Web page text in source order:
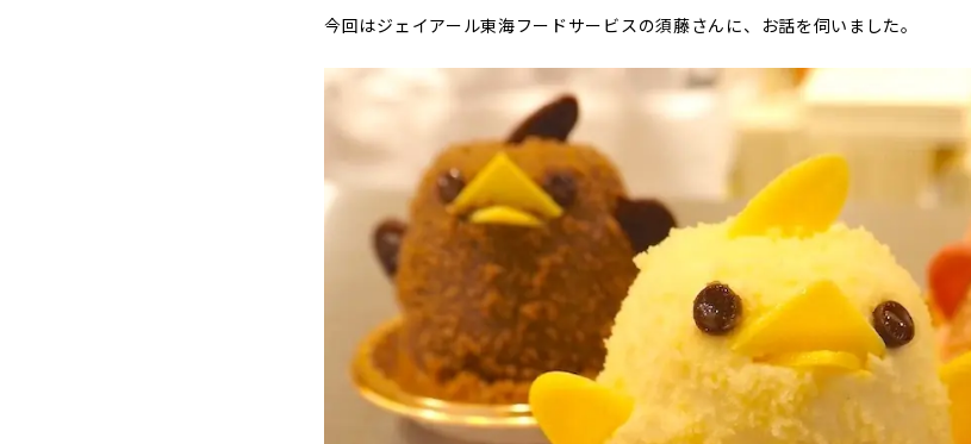
今回はジェイアール東海フードサービスの須藤さんに、お話を伺いました。